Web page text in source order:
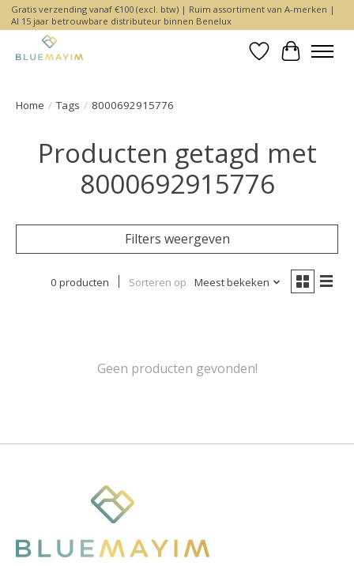
Gratis verzending vanaf €100 (excl. btw) | Ruim assortiment van A-merken |
Al 15 jaar betrouwbare distributeur binnen Benelux
Verlanglijst
Home / Tags / 8000692915776
Producten getagd met
8000692915776
Filters weergeven
0 producten Sorteren op Meest bekeken
Geen producten gevonden!